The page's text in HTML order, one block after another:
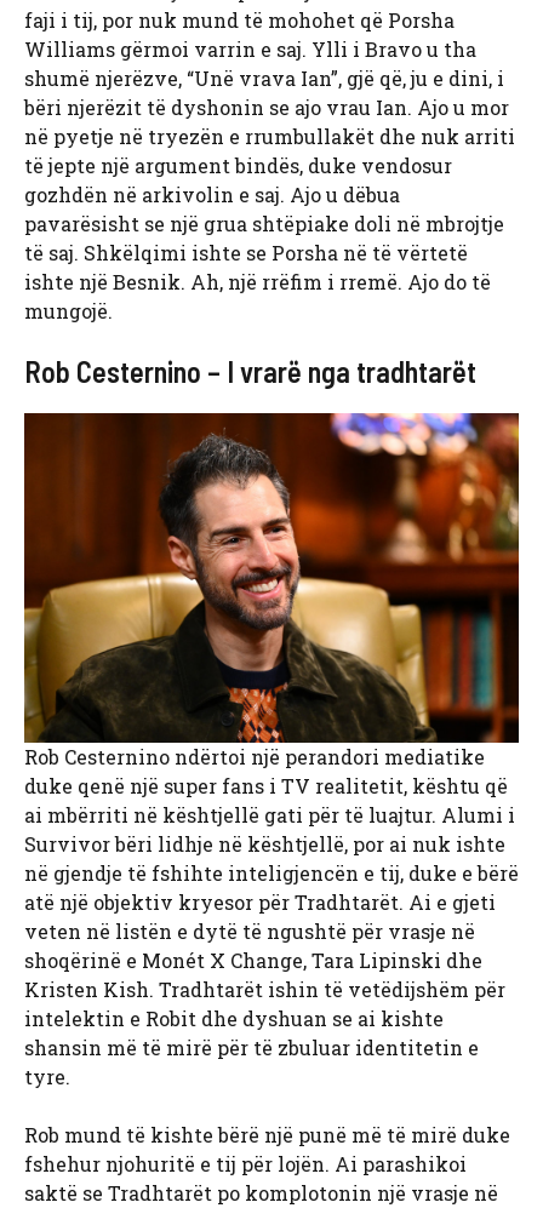
faji i tij, por nuk mund të mohohet që Porsha
Williams gërmoi varrin e saj. Ylli i Bravo u tha
shumë njerëzve, “Unë vrava Ian”, gjë që, ju e dini, i
bëri njerëzit të dyshonin se ajo vrau Ian. Ajo u mor
në pyetje në tryezën e rrumbullakët dhe nuk arriti
të jepte një argument bindës, duke vendosur
gozhdën në arkivolin e saj. Ajo u dëbua
pavarësisht se një grua shtëpiake doli në mbrojtje
të saj. Shkëlqimi ishte se Porsha në të vërtetë
ishte një Besnik. Ah, një rrëfim i rremë. Ajo do të
mungojë.
Rob Cesternino – I vrarë nga tradhtarët
Rob Cesternino ndërtoi një perandori mediatike
duke qenë një super fans i TV realitetit, kështu që
ai mbërriti në kështjellë gati për të luajtur. Alumi i
Survivor bëri lidhje në kështjellë, por ai nuk ishte
në gjendje të fshihte inteligjencën e tij, duke e bërë
atë një objektiv kryesor për Tradhtarët. Ai e gjeti
veten në listën e dytë të ngushtë për vrasje në
shoqërinë e Monét X Change, Tara Lipinski dhe
Kristen Kish. Tradhtarët ishin të vetëdijshëm për
intelektin e Robit dhe dyshuan se ai kishte
shansin më të mirë për të zbuluar identitetin e
tyre.
Rob mund të kishte bërë një punë më të mirë duke
fshehur njohuritë e tij për lojën. Ai parashikoi
saktë se Tradhtarët po komplotonin një vrasje në